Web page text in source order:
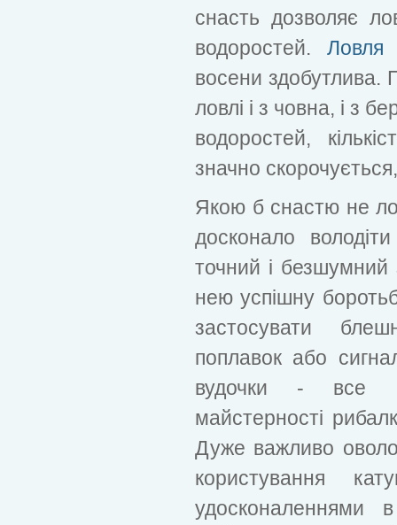
снасть дозволяє
водоростей. Ловля
восени здобутлива.
ловлі і з човна, і з
водоростей,
значно
Якою б снастю не
досконало
точний і безшумний
нею успішну
застосувати
поплавок або
вудочки - все
майстерності
Дуже важливо
користування
удосконаленнями